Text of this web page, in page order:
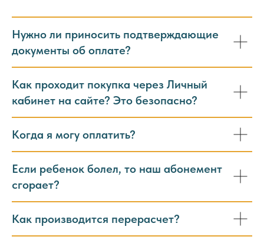
Нужно ли приносить подтверждающие
документы об оплате?
Как проходит покупка через Личный
кабинет на сайте? Это безопасно?
Когда я могу оплатить?
Если ребенок болел, то наш абонемент
сгорает?
Как производится перерасчет?